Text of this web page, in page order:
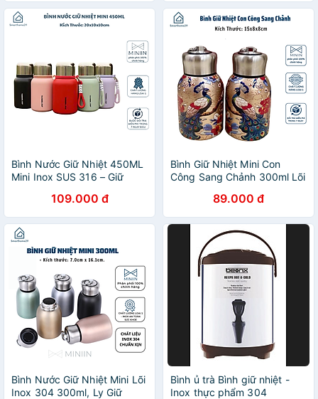
Lạnh 12 Giờ, Phù Hợp 4 Mùa
- HÀNG CHÍNH HÃNG
Bình Nước Giữ Nhiệt 450ML
Mini Inox SUS 316 – Giữ
Theo - HÀNG CHÍNH HÃNG
MINIIN
109.000 đ
Bình Giữ Nhiệt Mini Con
Công Sang Chảnh 300ml Lõi
Lâu, Dùng Đi Học Đi Làm -
HÀNG CHÍNH HÃNG MINIIN
89.000 đ
Bình Nước Giữ Nhiệt Mini Lõi
Inox 304 300ml, Ly Giữ
Bình ủ trà Bình giữ nhiệt -
Inox thực phẩm 304